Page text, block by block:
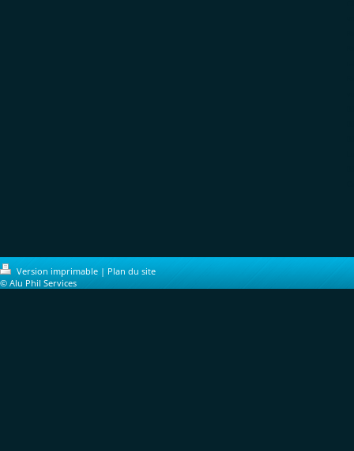
Version imprimable | Plan du site
© Alu Phil Services